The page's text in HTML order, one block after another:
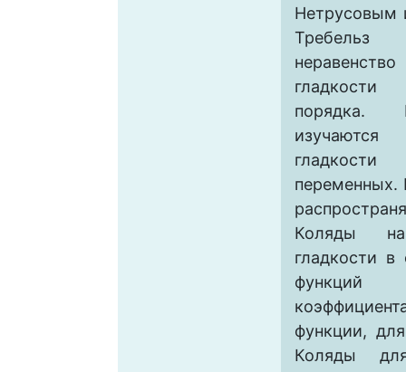
Нетрусовым
порядка.
переменных.
Коляды
гладкости
функций
функции,
Коляды